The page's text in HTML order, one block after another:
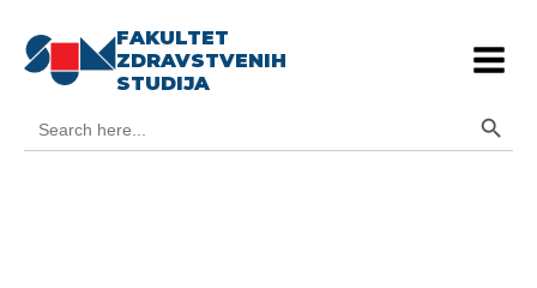
FAKULTET
ZDRAVSTVENIH
STUDIJA
for: